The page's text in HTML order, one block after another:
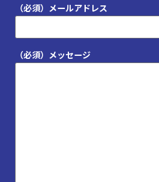
（必須）メールアドレス
（必須）メッセージ